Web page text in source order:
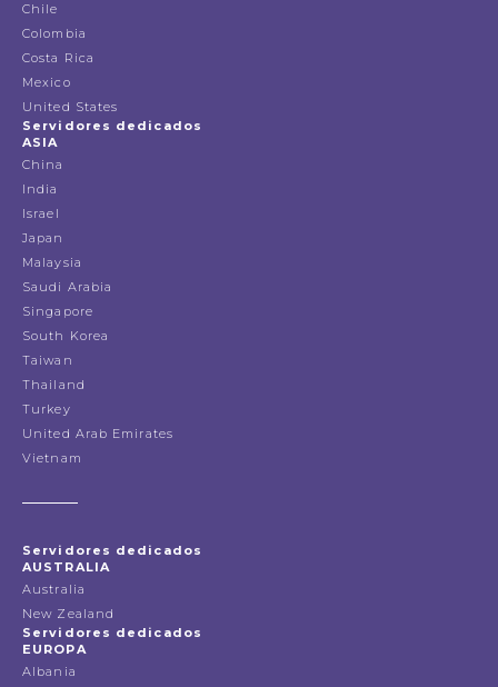
Chile
Colombia
Costa Rica
Mexico
United States
Servidores dedicados
ASIA
China
India
Israel
Japan
Malaysia
Saudi Arabia
Singapore
South Korea
Taiwan
Thailand
Turkey
United Arab Emirates
Vietnam
Servidores dedicados
AUSTRALIA
Australia
New Zealand
Servidores dedicados
EUROPA
Albania